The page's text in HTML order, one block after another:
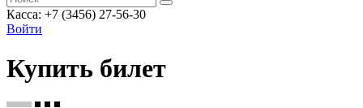
Касса: +7 (3456) 27-56-30
Войти
Купить билет